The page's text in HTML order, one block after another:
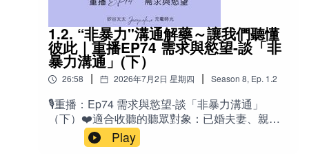
志 Rational Thinking 理性思考 Imposter
Syndrome 冒名頂替症候群 Education 教
育（引導內在能力） Unlearn 反教育、去除
舊有學習 📚 台語諺語：「狀元子好生，生意子
歹生」👨‍⚕️人物Dr. Michael Egnor （美國小兒神經
外科）孟子 中國古代哲人 🌟金句「你一直默默努
的能力。」（這就是「配得感」的終極內涵！）
「當天時地利人合時，屬於你的一切，終將回到
你的生命經驗中。」「學習配得感，能讓我們與
《靈魂的想要》接軌。」「配得感，不只是相信
感，不是拼命告訴自己「我值得」，也不是靠吸
引力法則去顯化人生，而是一種深刻認識自己的
能力。在這一集節目中， Ｊ分享多年催眠與教練
工作的觀察，以及自己的生命經驗，重新定義什
麼是真正的「配得感」。我們將一起探討：為什
麼有人被深愛，卻始終感受不到幸福？為什麼越
缺乏配得感，越容易自我破壞（Self-
Sabotage）？為什麼真正的配得感，不只是自
信，更包含勇氣與感恩？為什麼幸福，不是追求
別人的人生，而是找到真正屬於自己的生命位
1.2. “非暴力"溝通解藥～讓我們聽懂
彼此｜重播EP74 需求與慾望-談「非
暴力溝通」(下）
26:58 | 2026年7月2日 星期四 | Season 8, Ep. 1.2
🎙️重播：Ep74 需求與慾望-談「非暴力溝通」
（下）❤️適合收聽的聽眾對象：已婚夫妻、親子
關係中的父母、與原生家庭互動頻繁的人，以及
任何希望改善人際溝通、減少衝突、追求更和諧
Play